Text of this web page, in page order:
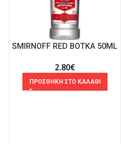
SMIRNOFF RED ΒΟΤΚΑ 50ML
2.80€
ΠΡΟΣΘΗΚΗ ΣΤΟ ΚΑΛΑΘΙ